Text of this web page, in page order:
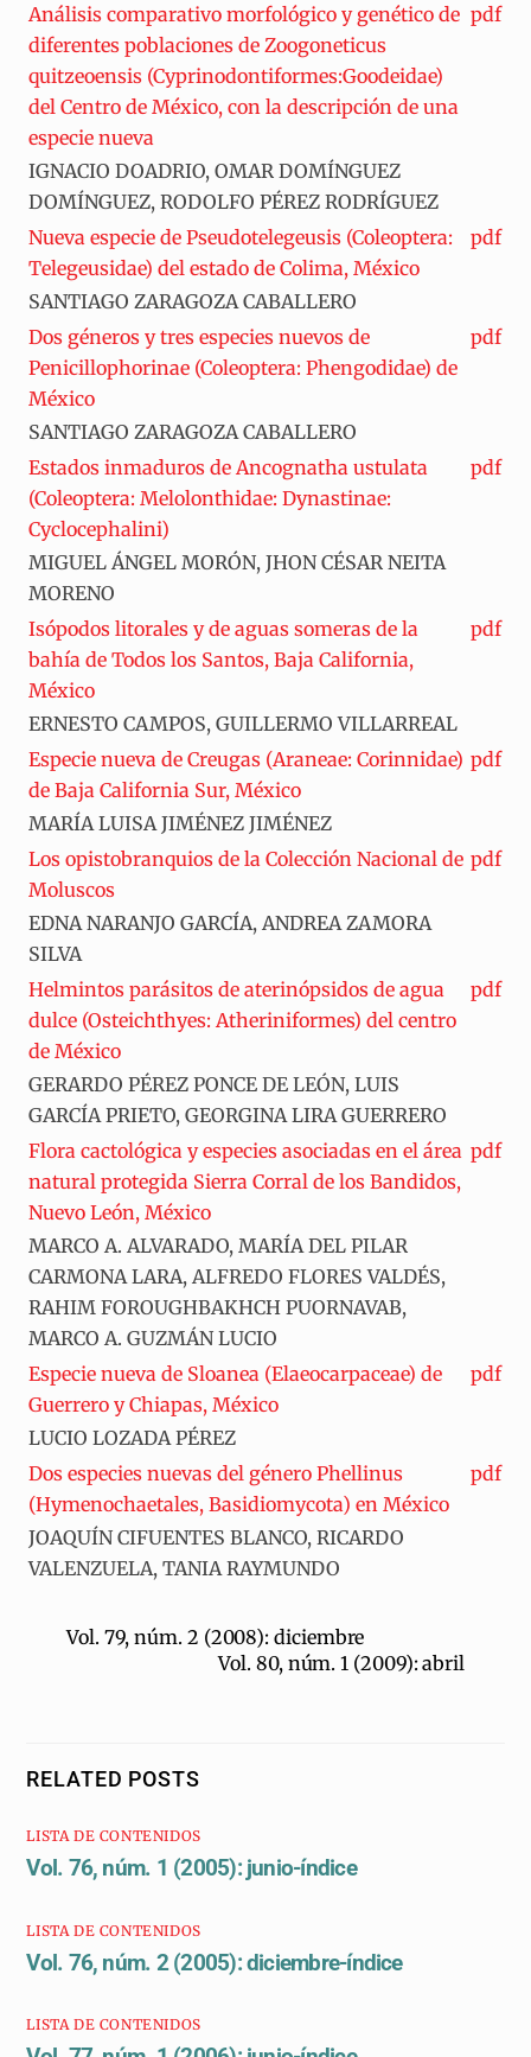
Análisis comparativo morfológico y genético de
diferentes poblaciones de Zoogoneticus
quitzeoensis (Cyprinodontiformes:Goodeidae)
del Centro de México, con la descripción de una
especie nueva
pdf
IGNACIO DOADRIO, OMAR DOMÍNGUEZ
DOMÍNGUEZ, RODOLFO PÉREZ RODRÍGUEZ
Nueva especie de Pseudotelegeusis (Coleoptera:
Telegeusidae) del estado de Colima, México
pdf
SANTIAGO ZARAGOZA CABALLERO
Dos géneros y tres especies nuevos de
Penicillophorinae (Coleoptera: Phengodidae) de
México
pdf
SANTIAGO ZARAGOZA CABALLERO
Estados inmaduros de Ancognatha ustulata
(Coleoptera: Melolonthidae: Dynastinae:
Cyclocephalini)
pdf
MIGUEL ÁNGEL MORÓN, JHON CÉSAR NEITA
MORENO
Isópodos litorales y de aguas someras de la
bahía de Todos los Santos, Baja California,
México
pdf
ERNESTO CAMPOS, GUILLERMO VILLARREAL
Especie nueva de Creugas (Araneae: Corinnidae)
de Baja California Sur, México
pdf
MARÍA LUISA JIMÉNEZ JIMÉNEZ
Los opistobranquios de la Colección Nacional de
Moluscos
pdf
EDNA NARANJO GARCÍA, ANDREA ZAMORA
SILVA
Helmintos parásitos de aterinópsidos de agua
dulce (Osteichthyes: Atheriniformes) del centro
de México
pdf
GERARDO PÉREZ PONCE DE LEÓN, LUIS
GARCÍA PRIETO, GEORGINA LIRA GUERRERO
Flora cactológica y especies asociadas en el área
natural protegida Sierra Corral de los Bandidos,
Nuevo León, México
pdf
MARCO A. ALVARADO, MARÍA DEL PILAR
CARMONA LARA, ALFREDO FLORES VALDÉS,
RAHIM FOROUGHBAKHCH PUORNAVAB,
MARCO A. GUZMÁN LUCIO
Especie nueva de Sloanea (Elaeocarpaceae) de
Guerrero y Chiapas, México
pdf
LUCIO LOZADA PÉREZ
Dos especies nuevas del género Phellinus
(Hymenochaetales, Basidiomycota) en México
pdf
JOAQUÍN CIFUENTES BLANCO, RICARDO
VALENZUELA, TANIA RAYMUNDO
Vol. 79, núm. 2 (2008): diciembre
Vol. 80, núm. 1 (2009): abril
RELATED POSTS
LISTA DE CONTENIDOS
Vol. 76, núm. 1 (2005): junio-índice
LISTA DE CONTENIDOS
Vol. 76, núm. 2 (2005): diciembre-índice
LISTA DE CONTENIDOS